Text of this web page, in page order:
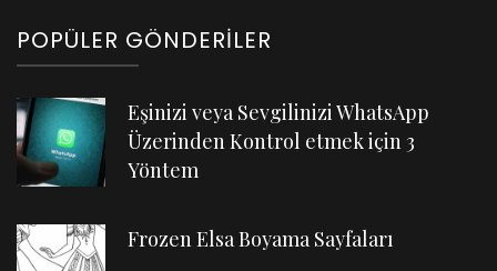
POPÜLER GÖNDERILER
Eşinizi veya Sevgilinizi WhatsApp
Üzerinden Kontrol etmek için 3
Yöntem
Frozen Elsa Boyama Sayfaları